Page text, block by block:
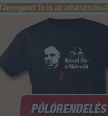
Te is az atlatszo.hu-t